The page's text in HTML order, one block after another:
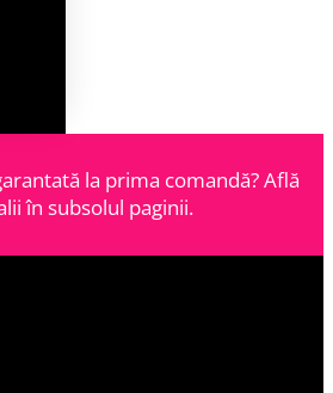
la prima comandă? Află
în subsolul paginii.